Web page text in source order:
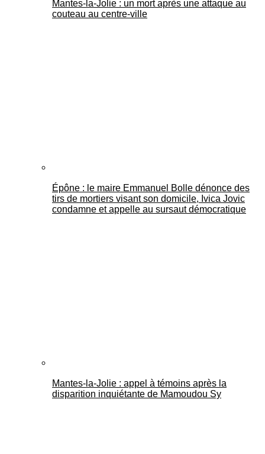
Mantes-la-Jolie : un mort après une attaque au
couteau au centre-ville
Épône : le maire Emmanuel Bolle dénonce des
tirs de mortiers visant son domicile, Ivica Jovic
condamne et appelle au sursaut démocratique
Mantes-la-Jolie : appel à témoins après la
disparition inquiétante de Mamoudou Sy